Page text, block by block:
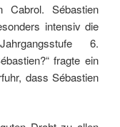
Cabrol. Sébastien
intensiv die
6.
fragte ein
dass Sébastien